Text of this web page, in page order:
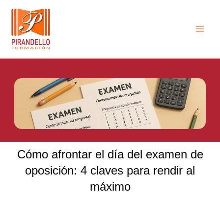
contenido
Cómo afrontar el día del examen de
oposición: 4 claves para rendir al
máximo